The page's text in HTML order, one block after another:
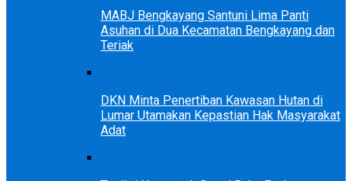
MABJ Bengkayang Santuni Lima Panti
Asuhan di Dua Kecamatan Bengkayang dan
Teriak
DKN Minta Penertiban Kawasan Hutan di
Lumar Utamakan Kepastian Hak Masyarakat
Adat